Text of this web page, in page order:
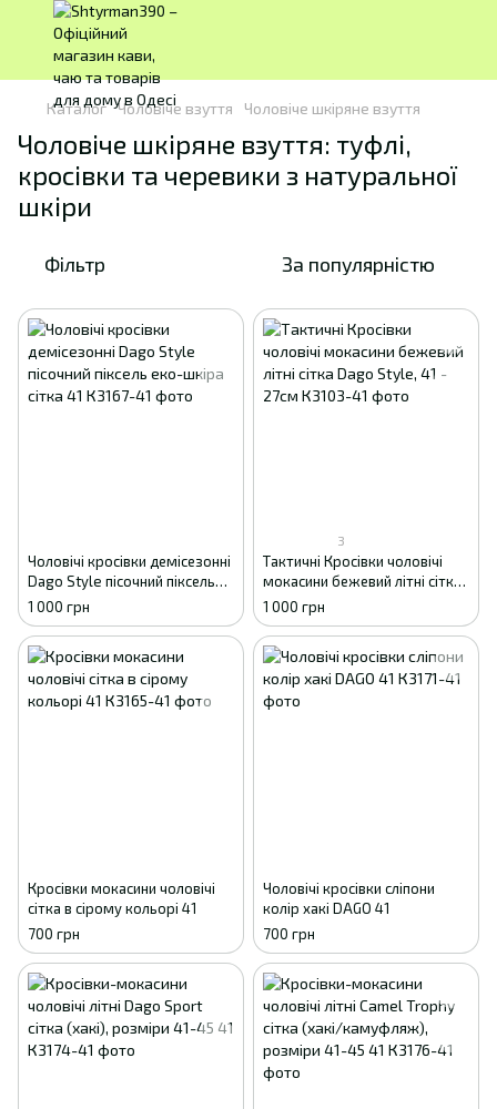
Каталог Чоловіче взуття Чоловіче шкіряне взуття
Чоловіче шкіряне взуття: туфлі,
кросівки та черевики з натуральної
шкіри
Фільтр За популярністю
Чоловічі кросівки демісезонні
Dago Style пісочний піксель
еко-шкіра сітка 41
1 000 грн
3
Тактичні Кросівки чоловічі
мокасини бежевий літні сітка
Dago Style, 41 - 27см
1 000 грн
Кросівки мокасини чоловічі
сітка в сірому кольорі 41
700 грн
Чоловічі кросівки сліпони
колір хакі DAGO 41
700 грн